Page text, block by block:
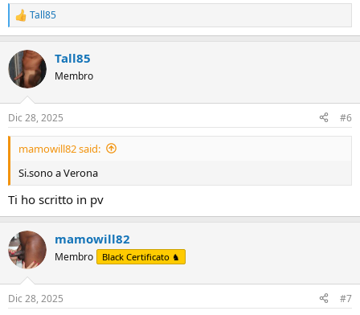
R
e
c
t
i
n
s
:
Tall85
Tall85
Membro
Dic 28, 2025 #6
mamowill82 said:
Si.sono a Verona
Ti ho scritto in pv
mamowill82
Membro Black Certificato ♞
Dic 28, 2025 #7